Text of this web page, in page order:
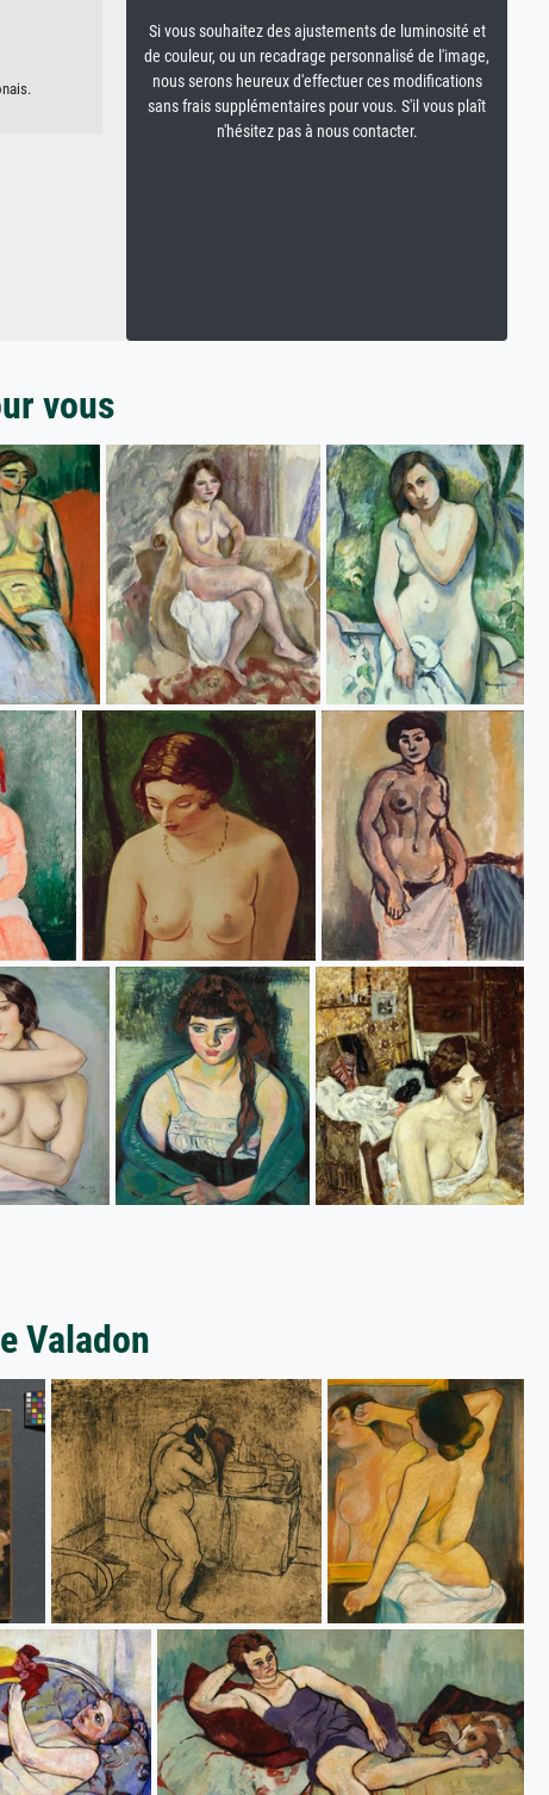
Si vous souhaitez des ajustements de luminosité et
de couleur, ou un recadrage personnalisé de l'image,
nous serons heureux d'effectuer ces modifications
sans frais supplémentaires pour vous. S'il vous plaît
n'hésitez pas à nous contacter.
vous
Valadon